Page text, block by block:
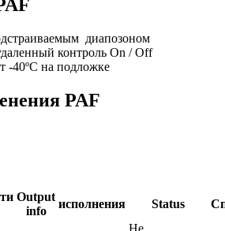
диапозоном
контроль On / Off
-40ºC на подложке
PAF
Output
info
исполнения Status
Не